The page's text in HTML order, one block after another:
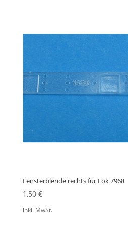
Fensterblende rechts für Lok 7968
1,50 €
inkl. MwSt.